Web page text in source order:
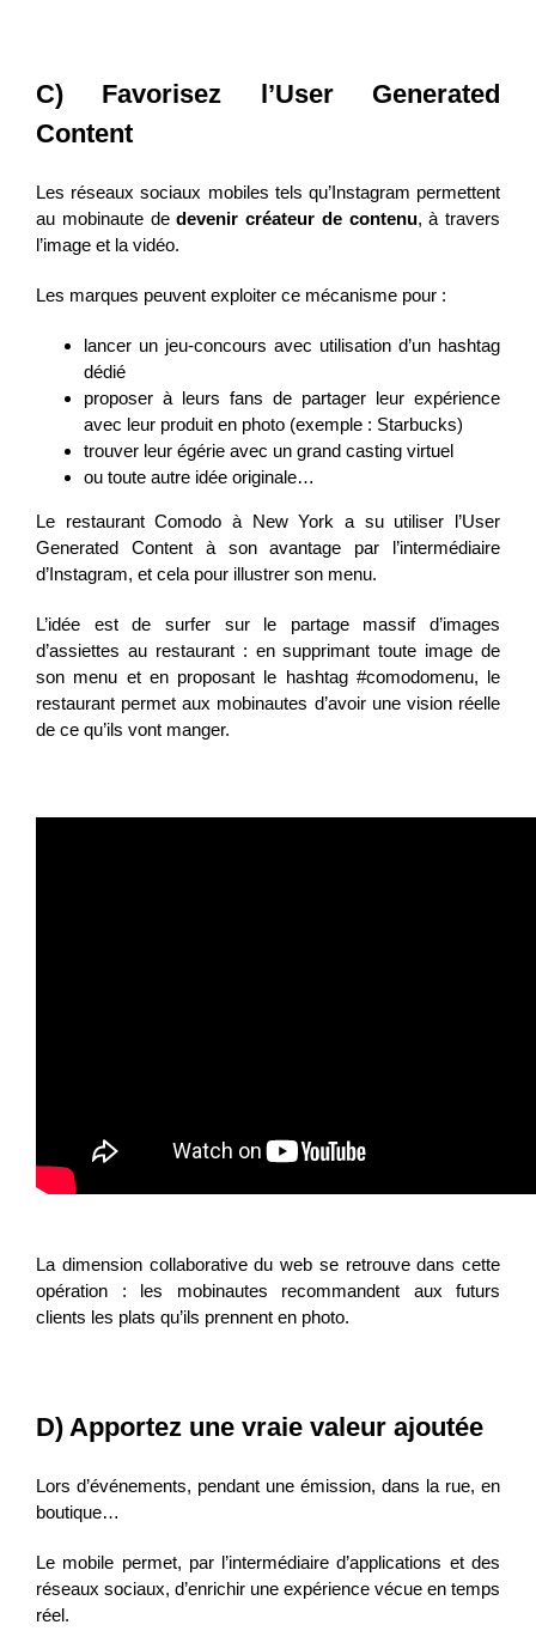
C) Favorisez l’User Generated
Content
Les réseaux sociaux mobiles tels qu’Instagram permettent
au mobinaute dedevenir créateur de contenu, à travers
l’image et la vidéo.
Les marques peuvent exploiter ce mécanisme pour :
lancer un jeu-concours avec utilisation d’un hashtag
dédié
proposer à leurs fans de partager leur expérience
avec leur produit en photo (exemple : Starbucks)
trouver leur égérie avec un grand casting virtuel
ou toute autre idée originale…
Le restaurant Comodo à New York a su utiliser l’User
Generated Content à son avantage par l’intermédiaire
d’Instagram, et cela pour illustrer son menu.
L’idée est de surfer sur le partage massif d’images
d’assiettes au restaurant : en supprimant toute image de
son menu et en proposant le hashtag #comodomenu, le
restaurant permet aux mobinautes d’avoir une vision réelle
de ce qu’ils vont manger.
La dimension collaborative du web se retrouve dans cette
opération : les mobinautes recommandent aux futurs
clients les plats qu’ils prennent en photo.
D) Apportez une vraie valeur ajoutée
Lors d’événements, pendant une émission, dans la rue, en
boutique…
Le mobile permet, par l’intermédiaire d’applications et des
réseaux sociaux, d’enrichir une expérience vécue en temps
réel.